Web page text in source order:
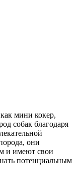
мини кокер,
собак благодаря
они
и имеют свои
потенциальным